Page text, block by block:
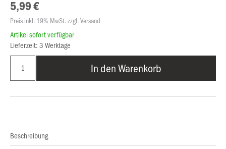
5,99 €
Preis inkl. 19% MwSt. zzgl. Versand
Artikel sofort verfügbar
Lieferzeit: 3 Werktage
In den Warenkorb
Beschreibung